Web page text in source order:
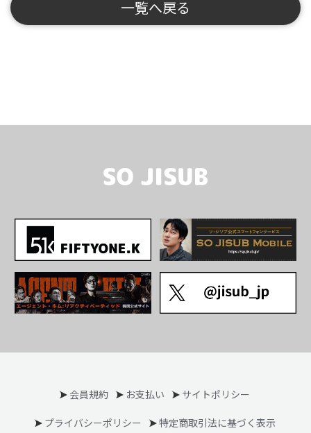
一覧へ戻る
会員規約 お支払い サイトポリシー
プライバシーポリシー 特定商取引法に基づく表示